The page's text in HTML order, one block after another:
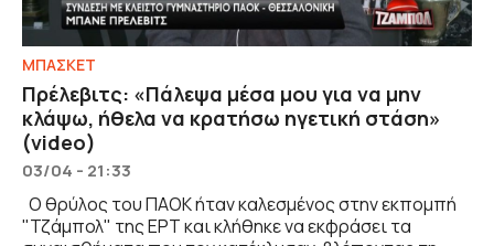
ΜΠΑΣΚΕΤ
Πρέλεβιτς: «Πάλεψα μέσα μου για να μην
κλάψω, ήθελα να κρατήσω ηγετική στάση»
(video)
03/04 - 21:33
Ο θρύλος του ΠΑΟΚ ήταν καλεσμένος στην εκπομπή
"Τζάμπολ" της ΕΡΤ και κλήθηκε να εκφράσει τα